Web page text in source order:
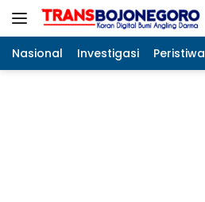
Langsung
Nasional Investigasi Peristiwa